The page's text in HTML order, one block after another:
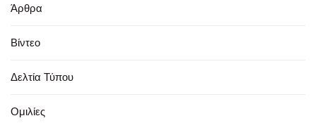
Άρθρα
Βίντεο
Δελτία Τύπου
Ομιλίες